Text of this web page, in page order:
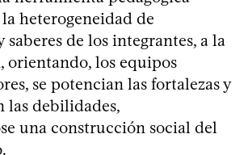
heterogeneidad de
saberes de los integrantes, a la
orientando, los equipos
se potencian las fortalezas y
las debilidades,
una construcción social del